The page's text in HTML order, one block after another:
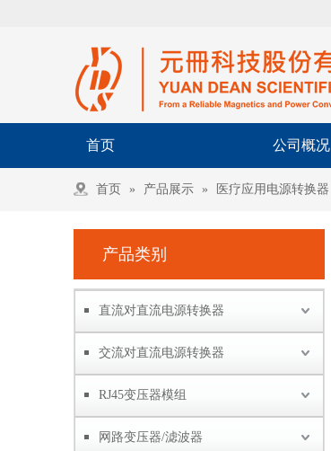
首页 公司概况
首页 » 产品展示 » 医疗应用电源转换器
产品类别
直流对直流电源转换器
交流对直流电源转换器
RJ45变压器模组
网路变压器/滤波器